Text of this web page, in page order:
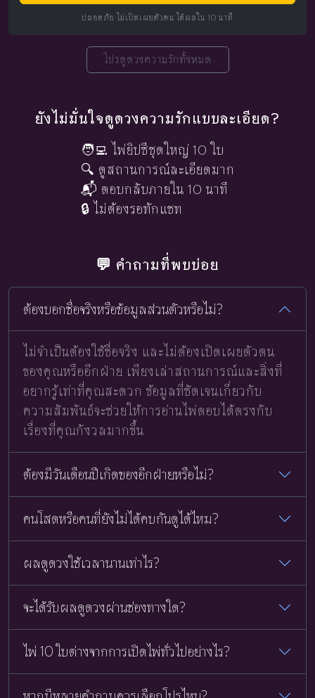
ปลอดภัย ไม่เปิดเผยตัวตน ได้ผลใน 10 นาที
โปรดูดวงความรักทั้งหมด
ยังไม่มั่นใจดูดวงความรักแบบละเอียด?
🧑‍💻 ไพ่ยิปซีชุดใหญ่ 10 ใบ
🔍 ดูสถานการณ์ละเอียดมาก
📬 ตอบกลับภายใน 10 นาที
🔒 ไม่ต้องรอทักแชท
💬 คำถามที่พบบ่อย
ต้องบอกชื่อจริงหรือข้อมูลส่วนตัวหรือไม่?
ไม่จำเป็นต้องใช้ชื่อจริง และไม่ต้องเปิดเผยตัวตน
ของคุณหรืออีกฝ่าย เพียงเล่าสถานการณ์และสิ่งที่
อยากรู้เท่าที่คุณสะดวก ข้อมูลที่ชัดเจนเกี่ยวกับ
ความสัมพันธ์จะช่วยให้การอ่านไพ่ตอบได้ตรงกับ
เรื่องที่คุณกังวลมากขึ้น
ต้องมีวันเดือนปีเกิดของอีกฝ่ายหรือไม่?
คนโสดหรือคนที่ยังไม่ได้คบกันดูได้ไหม?
ผลดูดวงใช้เวลานานเท่าไร?
จะได้รับผลดูดวงผ่านช่องทางใด?
ไพ่ 10 ใบต่างจากการเปิดไพ่ทั่วไปอย่างไร?